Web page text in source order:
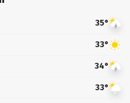
35°
33°
34°
33°